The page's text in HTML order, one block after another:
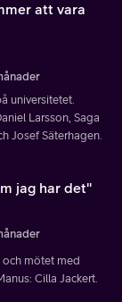
att vara
universitetet.
Larsson, Saga
Josef Säterhagen.
jag har det"
och mötet med
Cilla Jackert.